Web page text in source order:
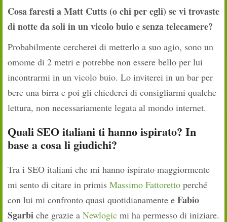
Cosa faresti a Matt Cutts (o chi per egli) se vi trovaste
di notte da soli in un vicolo buio e senza telecamere?
Probabilmente cercherei di metterlo a suo agio, sono un
omome di 2 metri e potrebbe non essere bello per lui
incontrarmi in un vicolo buio. Lo inviterei in un bar per
bere una birra e poi gli chiederei di consigliarmi qualche
lettura, non necessariamente legata al mondo internet.
Quali SEO italiani ti hanno ispirato? In
base a cosa li giudichi?
Tra i SEO italiani che mi hanno ispirato maggiormente
mi sento di citare in primis Massimo Fattoretto perché
con lui mi confronto quasi quotidianamente e Fabio
Sgarbi che grazie a Newlogic mi ha permesso di iniziare.